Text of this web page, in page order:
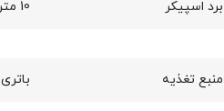
برد اسپیکر 10 متر
منبع تغذیه باتری